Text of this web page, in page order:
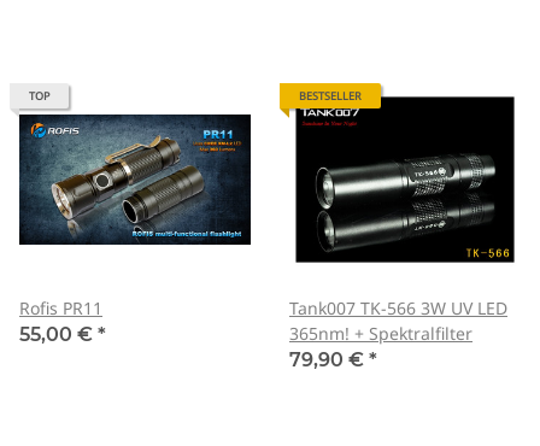
TOP
Rofis PR11
55,00 € *
BESTSELLER
Tank007 TK-566 3W UV LED
365nm! + Spektralfilter
79,90 € *